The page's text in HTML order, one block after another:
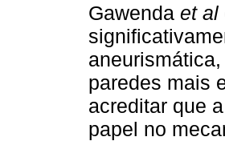
Gawenda et al
paredes mais
acreditar que
papel no